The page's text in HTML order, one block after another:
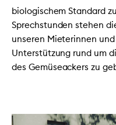
biologischem Standard
Sprechstunden stehen
unseren Mieterinnen
Unterstützung rund um
des Gemüseackers zu